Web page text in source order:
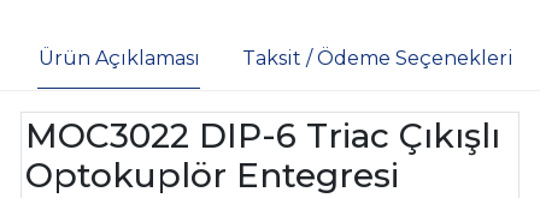
Ürün Açıklaması Taksit / Ödeme Seçenekleri
MOC3022 DIP-6 Triac Çıkışlı
Optokuplör Entegresi